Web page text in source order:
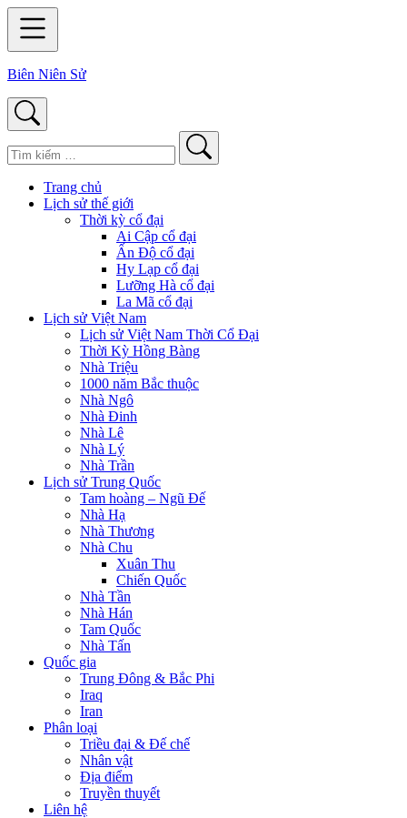
Biên Niên Sử
Trang chủ
Lịch sử thế giới
Thời kỳ cổ đại
Ai Cập cổ đại
Ấn Độ cổ đại
Hy Lạp cổ đại
Lưỡng Hà cổ đại
La Mã cổ đại
Lịch sử Việt Nam
Lịch sử Việt Nam Thời Cổ Đại
Thời Kỳ Hồng Bàng
Nhà Triệu
1000 năm Bắc thuộc
Nhà Ngô
Nhà Đinh
Nhà Lê
Nhà Lý
Nhà Trần
Lịch sử Trung Quốc
Tam hoàng – Ngũ Đế
Nhà Hạ
Nhà Thương
Nhà Chu
Xuân Thu
Chiến Quốc
Nhà Tần
Nhà Hán
Tam Quốc
Nhà Tấn
Quốc gia
Trung Đông & Bắc Phi
Iraq
Iran
Phân loại
Triều đại & Đế chế
Nhân vật
Địa điểm
Truyền thuyết
Liên hệ